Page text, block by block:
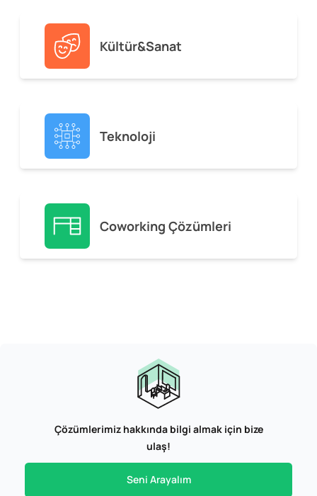
Kültür&Sanat
Teknoloji
Coworking Çözümleri
Çözümlerimiz hakkında bilgi almak için bize
ulaş!
Seni Arayalım